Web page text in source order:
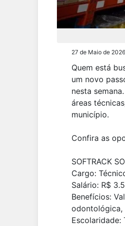
27 de Maio de
Quem está
um novo
nesta
áreas
município.
Confira as
SOFTRACK
Cargo:
Salário: R$
Benefícios:
odontológica,